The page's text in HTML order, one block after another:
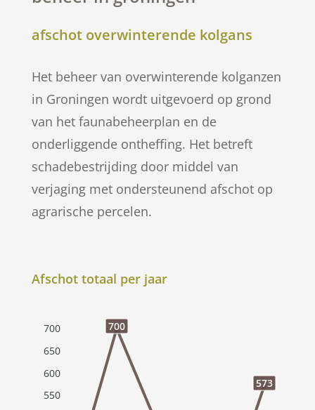
afschot overwinterende kolgans
Het beheer van overwinterende kolganzen
in Groningen wordt uitgevoerd op grond
van het faunabeheerplan en de
onderliggende ontheffing. Het betreft
schadebestrijding door middel van
verjaging met ondersteunend afschot op
agrarische percelen.
Afschot totaal per jaar
700
650
600
550
700
573